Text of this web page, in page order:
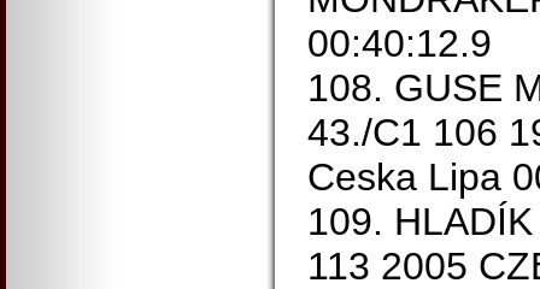
00:40:12.9
108. GUSE
43./C1 106
Ceska Lipa
109.
113 2005